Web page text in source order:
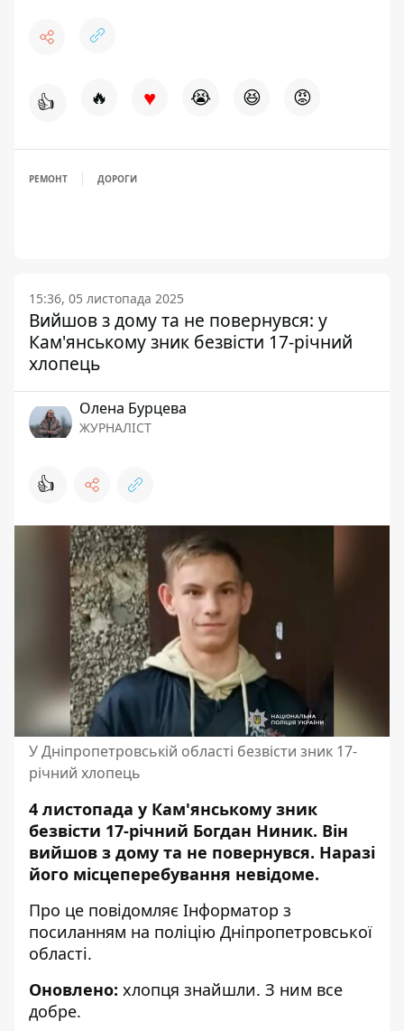
👍 🔥 ♥ 😭 😆 😡
РЕМОНТ ДОРОГИ
15:36, 05 листопада 2025
Вийшов з дому та не повернувся: у
Кам'янському зник безвісти 17-річний
хлопець
Олена Бурцева
ЖУРНАЛІСТ
👍
У Дніпропетровській області безвісти зник 17-
річний хлопець
4 листопада у Кам'янському зник
безвісти 17-річний Богдан Ниник. Він
вийшов з дому та не повернувся. Наразі
його місцеперебування невідоме.
Про це повідомляє Інформатор з
посиланням на поліцію Дніпропетровської
області.
Оновлено: хлопця знайшли. З ним все
добре.